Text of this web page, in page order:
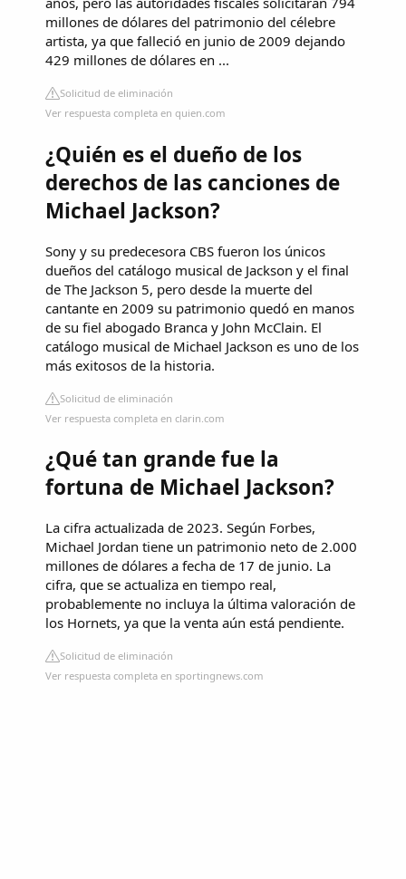
millones de dólares del patrimonio del célebre
artista, ya que falleció en junio de 2009 dejando
429 millones de dólares en ...
Solicitud de eliminación
Ver respuesta completa en quien.com
¿Quién es el dueño de los
derechos de las canciones de
Michael Jackson?
Sony y su predecesora CBS fueron los únicos
dueños del catálogo musical de Jackson y el final
de The Jackson 5, pero desde la muerte del
cantante en 2009 su patrimonio quedó en manos
de su fiel abogado Branca y John McClain. El
catálogo musical de Michael Jackson es uno de los
más exitosos de la historia.
Solicitud de eliminación
Ver respuesta completa en clarin.com
¿Qué tan grande fue la
fortuna de Michael Jackson?
La cifra actualizada de 2023. Según Forbes,
Michael Jordan tiene un patrimonio neto de 2.000
millones de dólares a fecha de 17 de junio. La
cifra, que se actualiza en tiempo real,
probablemente no incluya la última valoración de
los Hornets, ya que la venta aún está pendiente.
Solicitud de eliminación
Ver respuesta completa en sportingnews.com